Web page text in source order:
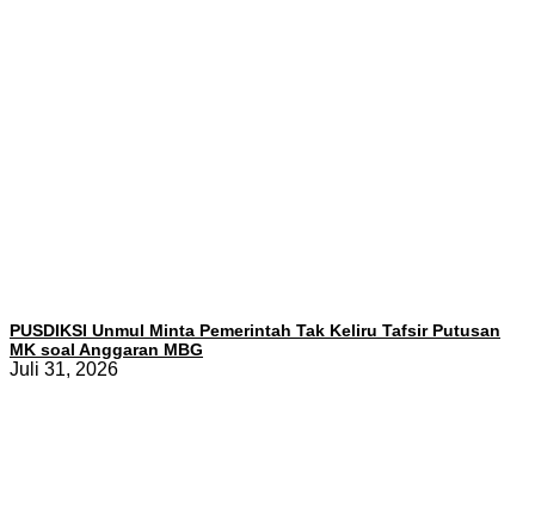
PUSDIKSI Unmul Minta Pemerintah Tak Keliru Tafsir Putusan
MK soal Anggaran MBG
Juli 31, 2026